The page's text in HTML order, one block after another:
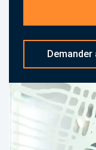
collectifs. La
À propos du
Domusvi est
médico-
centaines
territoire. Il
la qualité de
envers les